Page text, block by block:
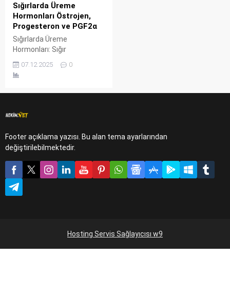
Sığırlarda Üreme
Hormonları Östrojen,
Progesteron ve PGF2α
Sığırlarda Üreme
Hormonları: Sığır
veteriner hekimlikte, sürü
verimliliğinin sırrı üreme
geçer.
07.12.2025 0
Footer açıklama yazısı. Bu alan tema ayarlarından
değiştirilebilmektedir.
Hosting Servis Sağlayıcısı w9